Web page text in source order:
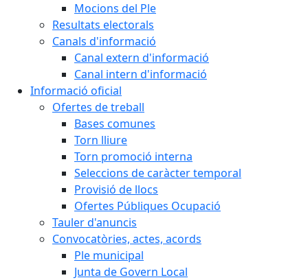
Mocions del Ple
Resultats electorals
Canals d'informació
Canal extern d'informació
Canal intern d'informació
Informació oficial
Ofertes de treball
Bases comunes
Torn lliure
Torn promoció interna
Seleccions de caràcter temporal
Provisió de llocs
Ofertes Públiques Ocupació
Tauler d'anuncis
Convocatòries, actes, acords
Ple municipal
Junta de Govern Local